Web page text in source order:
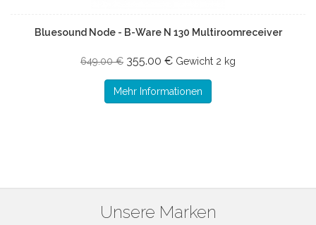
Bluesound Node - B-Ware N 130 Multiroomreceiver
649.00 € 355.00 € Gewicht 2 kg
Mehr Informationen
Unsere Marken